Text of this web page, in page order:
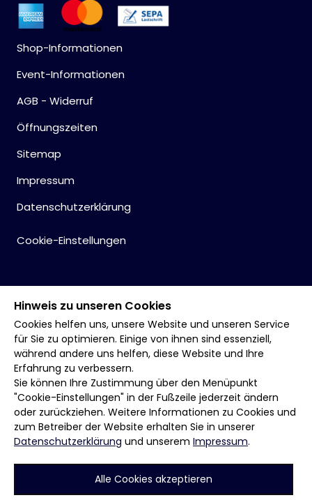
Shop-Informationen
Event-Informationen
AGB - Widerruf
Öffnungszeiten
Sitemap
Impressum
Datenschutzerklärung
Cookie-Einstellungen
Hinweis zu unseren Cookies
Cookies helfen uns, unsere Website und unseren Service
für Sie zu optimieren. Einige von ihnen sind essenziell,
während andere uns helfen, diese Website und Ihre
Erfahrung zu verbessern.
Sie können Ihre Zustimmung über den Menüpunkt
"Cookie-Einstellungen" in der Fußzeile jederzeit ändern
oder zurückziehen. Weitere Informationen zu Cookies und
zum Betreiber der Website erhalten Sie in unserer
Datenschutzerklärung und unserem Impressum.
Alle Cookies akzeptieren